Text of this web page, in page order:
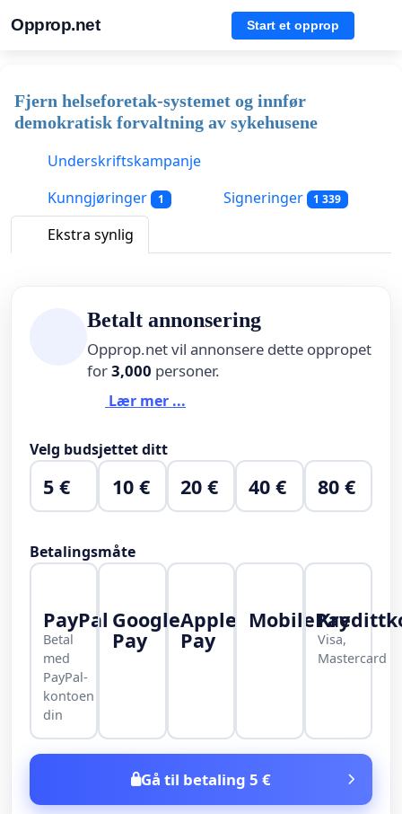
Opprop.net Start et opprop
Fjern helseforetak-systemet og innfør
demokratisk forvaltning av sykehusene
Underskriftskampanje
Kunngjøringer
1 Signeringer 1 339
Ekstra synlig
Betalt annonsering
Opprop.net vil annonsere dette oppropet
for3,000 personer.
Lær mer ...
Velg budsjettet ditt
5 € 10 € 20 € 40 € 80 €
Betalingsmåte
PayPal
Betal
med
PayPal-
kontoen
din
Google
Pay
Apple
Pay
MobilePay
Visa,
Mastercard
Gå til betaling 5 €